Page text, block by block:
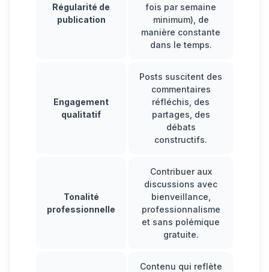
Régularité de
publication
fois par semaine
minimum), de
manière constante
dans le temps.
Engagement
qualitatif
Posts suscitent des
commentaires
réfléchis, des
partages, des
débats
constructifs.
Tonalité
professionnelle
Contribuer aux
discussions avec
bienveillance,
professionnalisme
et sans polémique
gratuite.
Contenu qui reflète